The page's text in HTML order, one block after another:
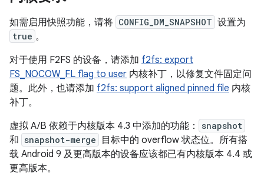
如需启用快照功能，请将 CONFIG_DM_SNAPSHOT 设置为
true 。
对于使用 F2FS 的设备，请添加 f2fs: export
FS_NOCOW_FL flag to user 内核补丁，以修复文件固定问
题。此外，也请添加 f2fs: support aligned pinned file 内核
补丁。
虚拟 A/B 依赖于内核版本 4.3 中添加的功能：
snapshot
和 snapshot-merge 目标中的 overflow 状态位。 所有搭
载 Android 9 及更高版本的设备应该都已有内核版本 4.4 或
更高版本。